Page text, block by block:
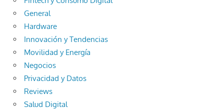
General
Hardware
Innovación y Tendencias
Movilidad y Energía
Negocios
Privacidad y Datos
Reviews
Salud Digital